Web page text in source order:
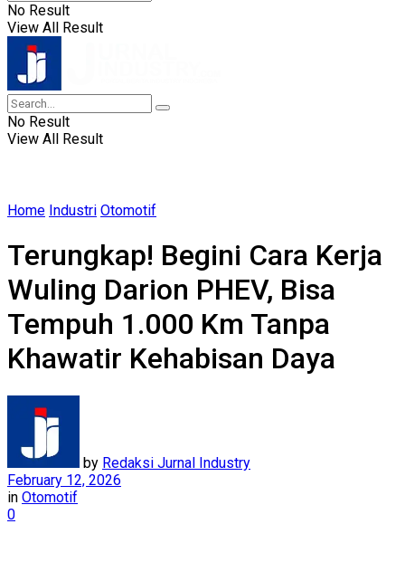
No Result
View All Result
No Result
View All Result
Home Industri Otomotif
Terungkap! Begini Cara Kerja
Wuling Darion PHEV, Bisa
Tempuh 1.000 Km Tanpa
Khawatir Kehabisan Daya
by Redaksi Jurnal Industry
February 12, 2026
in Otomotif
0